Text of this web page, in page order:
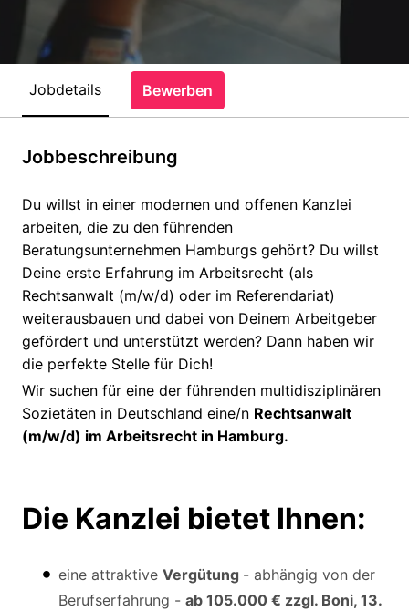
Jobdetails Bewerben
Jobbeschreibung
Du willst in einer modernen und offenen Kanzlei
arbeiten, die zu den führenden
Beratungsunternehmen Hamburgs gehört? Du willst
Deine erste Erfahrung im Arbeitsrecht (als
Rechtsanwalt (m/w/d) oder im Referendariat)
weiterausbauen und dabei von Deinem Arbeitgeber
gefördert und unterstützt werden? Dann haben wir
die perfekte Stelle für Dich!
Wir suchen für eine der führenden multidisziplinären
Sozietäten in Deutschland eine/n Rechtsanwalt
(m/w/d) im Arbeitsrecht in Hamburg.
Die Kanzlei bietet Ihnen:
eine attraktive Vergütung - abhängig von der
Berufserfahrung - ab 105.000 € zzgl. Boni, 13.